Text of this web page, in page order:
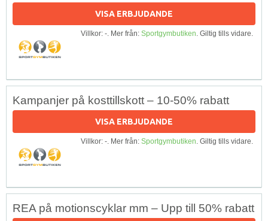
VISA ERBJUDANDE
Villkor: -. Mer från: Sportgymbutiken. Giltig tills vidare.
Kampanjer på kosttillskott – 10-50% rabatt
VISA ERBJUDANDE
Villkor: -. Mer från: Sportgymbutiken. Giltig tills vidare.
REA på motionscyklar mm – Upp till 50% rabatt